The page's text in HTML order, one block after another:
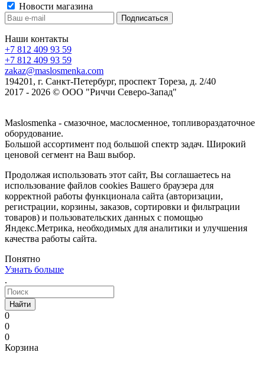
Новости магазина
Наши контакты
+7 812 409 93 59
+7 812 409 93 59
zakaz@maslosmenka.com
194201, г. Санкт-Петербург, проспект Тореза, д. 2/40
2017 - 2026 © ООО "Риччи Северо-Запад"
Maslosmenka - смазочное, маслосменное, топливораздаточное
оборудование.
Большой ассортимент под большой спектр задач. Широкий
ценовой сегмент на Ваш выбор.
Продолжая использовать этот сайт, Вы соглашаетесь на
использование файлов cookies Вашего браузера для
корректной работы функционала сайта (авторизации,
регистрации, корзины, заказов, сортировки и фильтрации
товаров) и пользовательских данных с помощью
Яндекс.Метрика, необходимых для аналитики и улучшения
качества работы сайта.
Понятно
Узнать больше
.
Найти
0
0
0
Корзина